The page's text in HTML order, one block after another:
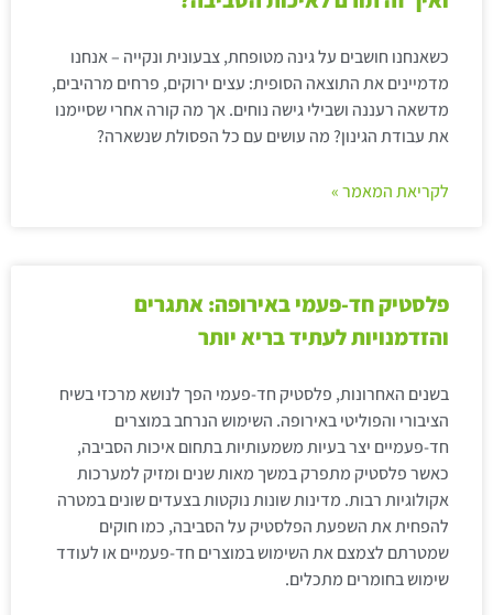
כשאנחנו חושבים על גינה מטופחת, צבעונית ונקייה – אנחנו
מדמיינים את התוצאה הסופית: עצים ירוקים, פרחים מרהיבים,
מדשאה רעננה ושבילי גישה נוחים. אך מה קורה אחרי שסיימנו
את עבודת הגינון? מה עושים עם כל הפסולת שנשארה?
לקריאת המאמר »
פלסטיק חד-פעמי באירופה: אתגרים
והזדמנויות לעתיד בריא יותר
בשנים האחרונות, פלסטיק חד-פעמי הפך לנושא מרכזי בשיח
הציבורי והפוליטי באירופה. השימוש הנרחב במוצרים
חד-פעמיים יצר בעיות משמעותיות בתחום איכות הסביבה,
כאשר פלסטיק מתפרק במשך מאות שנים ומזיק למערכות
אקולוגיות רבות. מדינות שונות נוקטות בצעדים שונים במטרה
להפחית את השפעת הפלסטיק על הסביבה, כמו חוקים
שמטרתם לצמצם את השימוש במוצרים חד-פעמיים או לעודד
שימוש בחומרים מתכלים.